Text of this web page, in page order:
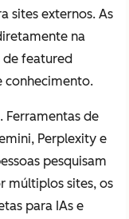
sites externos. As
na
de featured
conhecimento.
Ferramentas de
Perplexity e
pesquisam
múltiplos sites, os
para IAs e